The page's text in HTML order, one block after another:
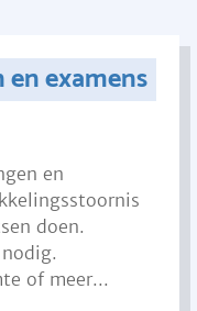
examens
en
doen.
of meer...